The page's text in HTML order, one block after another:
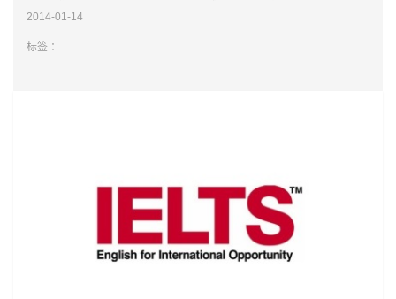
有所帮助
2014-01-14
标签 ：